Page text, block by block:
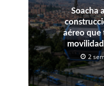
Soacha
aéreo que
2